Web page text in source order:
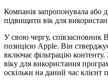
Компанія запропонувала або
підвищити вік для
У свою чергу, співзасновник
позицією Apple. Він
включає фільтрацію
віку для використання
оскільки на даний час